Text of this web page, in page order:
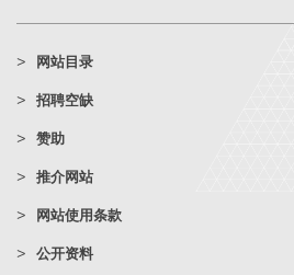
网站目录
招聘空缺
赞助
推介网站
网站使用条款
公开资料